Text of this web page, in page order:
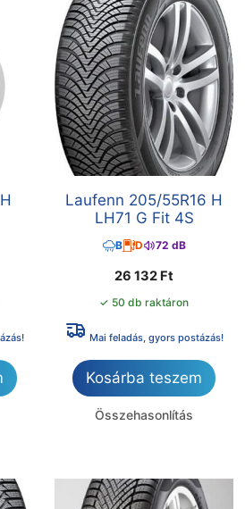
Laufenn 205/55R16 H
LH71 G Fit 4S
B D 72 dB
26 132 Ft
✓ 50 db raktáron
Mai feladás, gyors postázás!
Kosárba teszem
Összehasonlítás